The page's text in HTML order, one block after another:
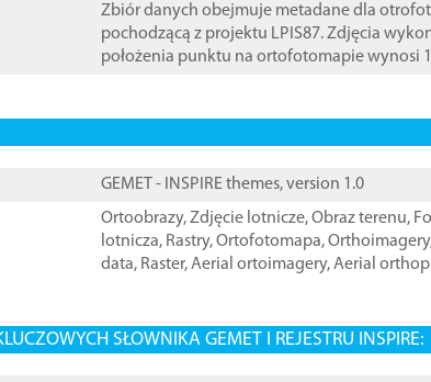
Zbiór danych obejmuje metadane dla
pochodzącą z projektu LPIS87. Zdjęcia
położenia punktu na ortofotomapie wynosi
GEMET - INSPIRE themes, version 1.0
Ortoobrazy,Zdjęcie lotnicze,Obraz terenu,
lotnicza, Rastry,Ortofotomapa,Orthoimagery
data, Raster,Aerial ortoimagery,Aerial
SŁOWNIKA GEMET I REJESTRU INSPIRE: